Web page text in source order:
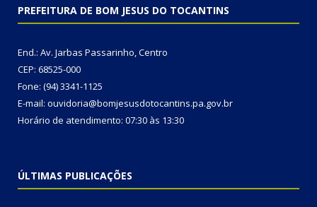
PREFEITURA DE BOM JESUS DO TOCANTINS
End.: Av. Jarbas Passarinho, Centro
CEP: 68525-000
Fone: (94) 3341-1125
E-mail: ouvidoria@bomjesusdotocantins.pa.gov.br
Horário de atendimento: 07:30 às 13:30
ÚLTIMAS PUBLICAÇÕES